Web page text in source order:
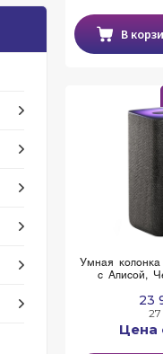
В
Умная
с Алисой,
23
Цена